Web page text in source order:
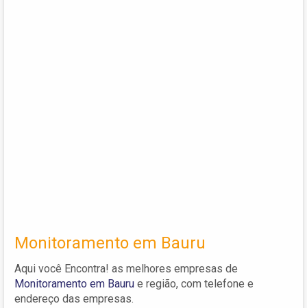
Monitoramento em Bauru
Aqui você Encontra! as melhores empresas de
Monitoramento em Bauru e região, com telefone e
endereço das empresas.